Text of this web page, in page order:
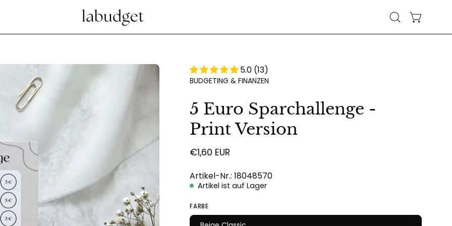
Suchleiste
öffnen
Bild-
Lightbox
5.0 (13)
BUDGETING & FINANZEN
5 Euro Sparchallenge -
Print Version
€1,60 EUR
Artikel-Nr.: 18048570
Artikel ist auf Lager
FARBE